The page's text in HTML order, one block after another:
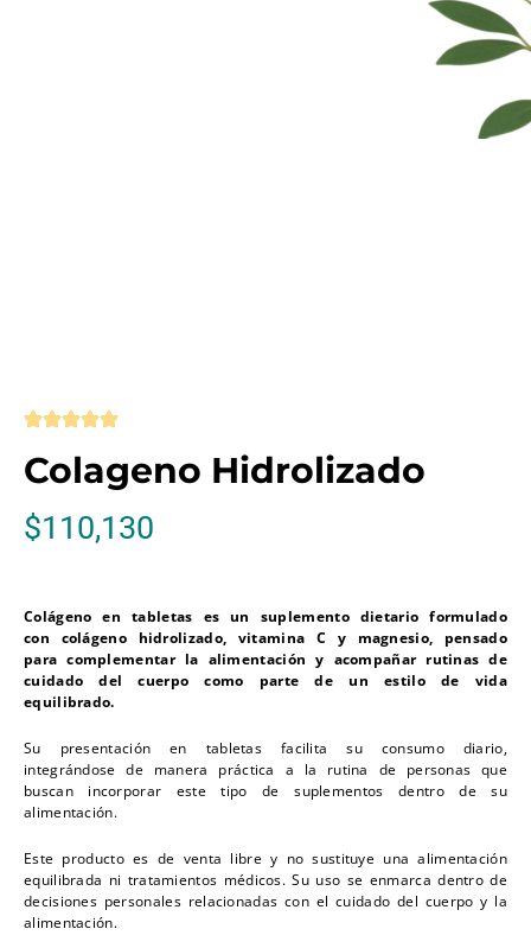
Colageno Hidrolizado
$110,130
Colágeno en tabletas es un suplemento dietario formulado
con colágeno hidrolizado, vitamina C y magnesio, pensado
para complementar la alimentación y acompañar rutinas de
cuidado del cuerpo como parte de un estilo de vida
equilibrado.
Su presentación en tabletas facilita su consumo diario,
integrándose de manera práctica a la rutina de personas que
buscan incorporar este tipo de suplementos dentro de su
alimentación.
Este producto es de venta libre y no sustituye una alimentación
equilibrada ni tratamientos médicos. Su uso se enmarca dentro de
decisiones personales relacionadas con el cuidado del cuerpo y la
alimentación.